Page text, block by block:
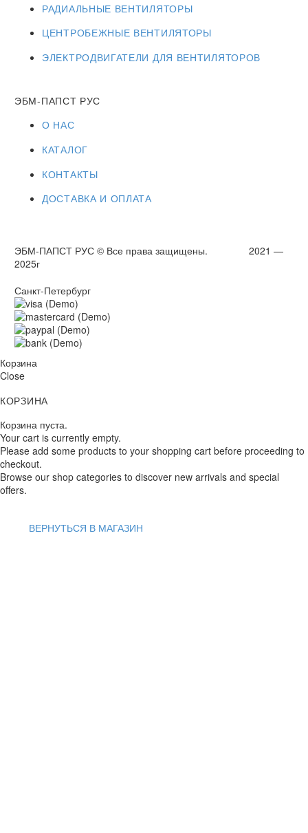
РАДИАЛЬНЫЕ ВЕНТИЛЯТОРЫ
ЦЕНТРОБЕЖНЫЕ ВЕНТИЛЯТОРЫ
ЭЛЕКТРОДВИГАТЕЛИ ДЛЯ ВЕНТИЛЯТОРОВ
ЭБМ-ПАПСТ РУС
О НАС
КАТАЛОГ
КОНТАКТЫ
ДОСТАВКА И ОПЛАТА
ЭБМ-ПАПСТ РУС © Все права защищены. 2021 —
2025г
Санкт-Петербург
Корзина
Close
КОРЗИНА
Корзина пуста.
Your cart is currently empty.
Please add some products to your shopping cart before proceeding to
checkout.
Browse our shop categories to discover new arrivals and special
offers.
ВЕРНУТЬСЯ В МАГАЗИН